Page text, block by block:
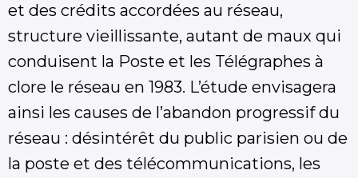
et des crédits accordées au réseau,
structure vieillissante, autant de maux qui
conduisent la Poste et les Télégraphes à
clore le réseau en 1983. L’étude envisagera
ainsi les causes de l’abandon progressif du
réseau : désintérêt du public parisien ou de
la poste et des télécommunications, les